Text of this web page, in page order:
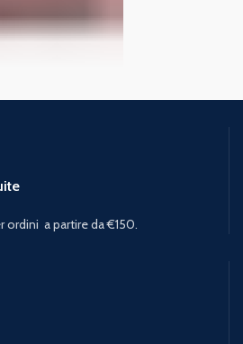
ordini a partire da €150.